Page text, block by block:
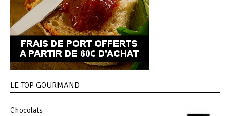
LE TOP GOURMAND
Chocolats